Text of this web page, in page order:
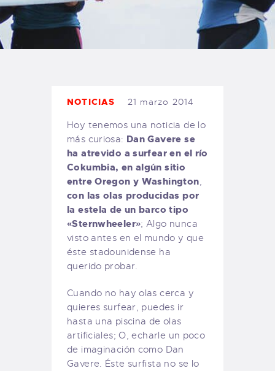
TIENDA FAMILY SURFERS
WEBCAM SALINAS
PEDIDOS
NOTICIAS 21 marzo 2014
Hoy tenemos una noticia de lo
más curiosa: Dan Gavere se
ha atrevido a surfear en el río
Cokumbia, en algún sitio
entre Oregon y Washington
con las olas producidas por
la estela de un barco tipo
«Sternwheeler»; Algo nunca
visto antes en el mundo y que
éste stadounidense ha
querido probar.
Cuando no hay olas cerca y
quieres surfear, puedes ir
hasta una piscina de olas
artificiales; O, echarle un poco
de imaginación como Dan
Gavere. Éste surfista no se lo